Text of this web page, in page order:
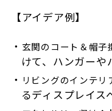
【アイデア例】
玄関のコート＆帽子
けて、ハンガーや
リビングのインテリ
るディスプレイス